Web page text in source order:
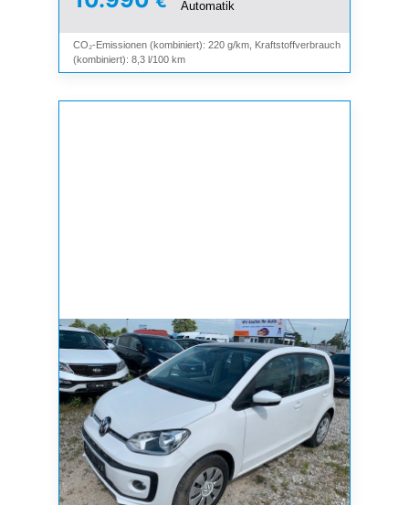
Automatik
CO₂-Emissionen (kombiniert): 220 g/km, Kraftstoffverbrauch
(kombiniert): 8,3 l/100 km